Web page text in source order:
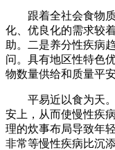
跟着全社会食物质
化、优良化的需求较
助。二是养分性疾病
问。具有地区性特色
物数量供给和质量平
平易近以食为天。
安上，从而使慢性疾
理的炊事布局导致年
非常等慢性疾病比沉